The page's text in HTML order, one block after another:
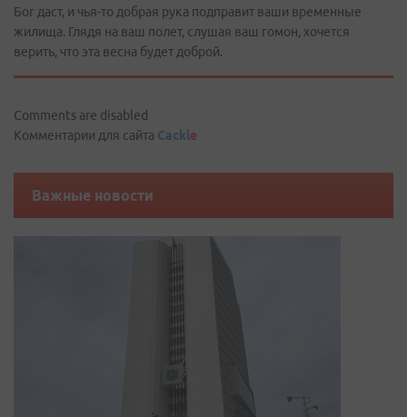
Бог даст, и чья-то добрая рука подправит ваши временные
жилища. Глядя на ваш полет, слушая ваш гомон, хочется
верить, что эта весна будет доброй.
Comments are disabled
Комментарии для сайта Cackle
Важные новости